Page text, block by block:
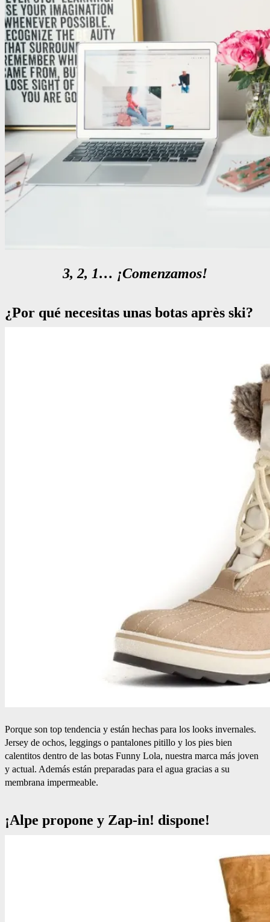
3, 2, 1… ¡Comenzamos!
¿Por qué necesitas unas botas après ski?
Porque son top tendencia y están hechas para los looks invernales.
Jersey de ochos, leggings o pantalones pitillo y los pies bien
calentitos dentro de las botas Funny Lola, nuestra marca más joven
y actual. Además están preparadas para el agua gracias a su
membrana impermeable.
¡Alpe propone y Zap-in! dispone!